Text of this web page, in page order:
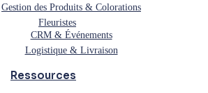
Gestion des Produits & Colorations
Fleuristes
CRM & Événements
Logistique & Livraison
Ressources